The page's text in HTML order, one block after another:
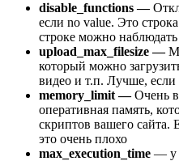
disable_functions —
если no value. Это
строке можно
upload_max_filesize —
который можно
видео и т.п. Лучше, если
memory_limit —Очень
оперативная память,
скриптов вашего
это очень плохо
max_execution_time — у